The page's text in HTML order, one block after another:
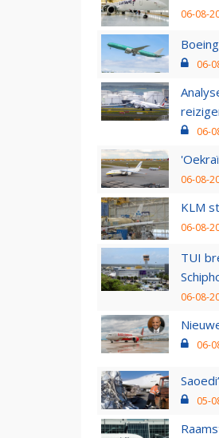
06-08-
06-
06-
06-08-
KLM
06-08-
TUI
06-08-
06-
05-